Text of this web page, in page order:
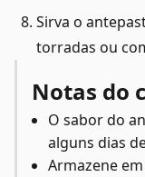
Sirva o
torradas ou
Notas do
O sabor do
alguns dias
Armazene